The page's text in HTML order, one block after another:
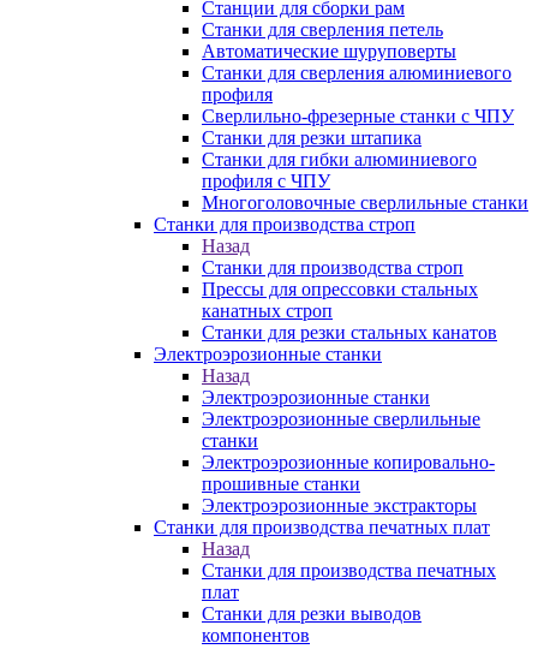
Станции для сборки рам
Станки для сверления петель
Автоматические шуруповерты
Станки для сверления алюминиевого
профиля
Сверлильно-фрезерные станки с ЧПУ
Станки для резки штапика
Станки для гибки алюминиевого
профиля с ЧПУ
Многоголовочные сверлильные станки
Станки для производства строп
Назад
Станки для производства строп
Прессы для опрессовки стальных
канатных строп
Станки для резки стальных канатов
Электроэрозионные станки
Назад
Электроэрозионные станки
Электроэрозионные сверлильные
станки
Электроэрозионные копировально-
прошивные станки
Электроэрозионные экстракторы
Станки для производства печатных плат
Назад
Станки для производства печатных
плат
Станки для резки выводов
компонентов